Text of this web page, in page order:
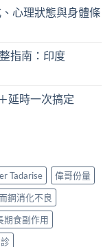
心理狀態與身體條
指南：印度
延時一次搞定
Tadarise
偉哥份量
鋼消化不良
期食副作用